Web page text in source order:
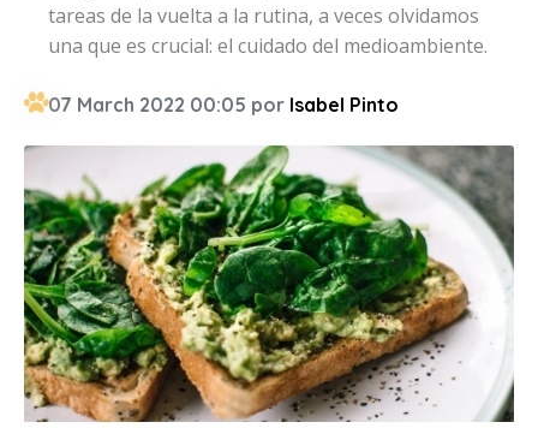
tareas de la vuelta a la rutina, a veces olvidamos
una que es crucial: el cuidado del medioambiente.
07 March 2022 00:05 por Isabel Pinto